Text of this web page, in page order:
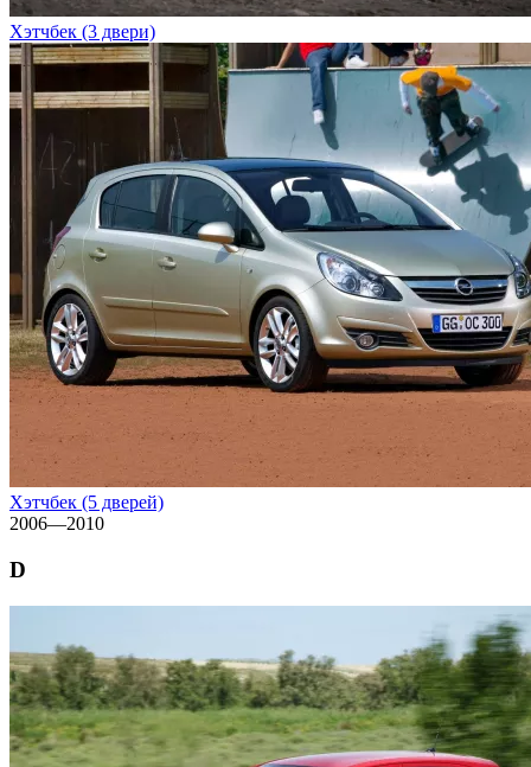
Хэтчбек (3 двери)
Хэтчбек (5 дверей)
2006—2010
D